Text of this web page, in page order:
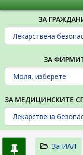
ЗА
ЗА
ЗА МЕДИЦИНСКИТЕ
За ИАЛ